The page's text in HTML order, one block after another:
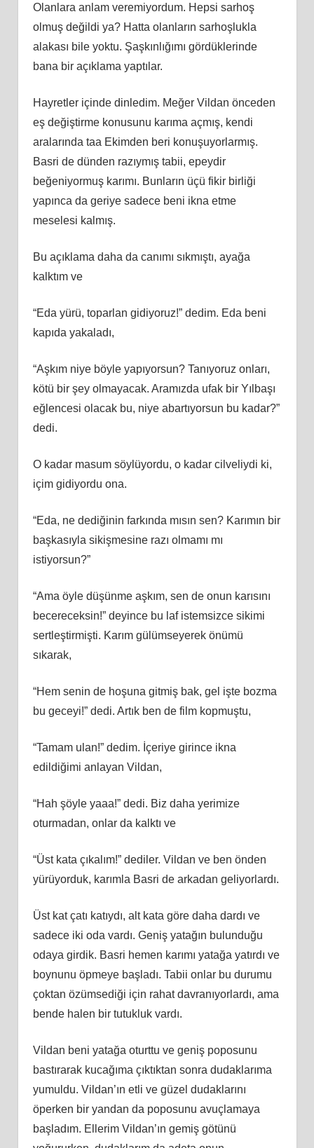
Olanlara anlam veremiyordum. Hepsi sarhoş
olmuş değildi ya? Hatta olanların sarhoşlukla
alakası bile yoktu. Şaşkınlığımı gördüklerinde
bana bir açıklama yaptılar.
Hayretler içinde dinledim. Meğer Vildan önceden
eş değiştirme konusunu karıma açmış, kendi
aralarında taa Ekimden beri konuşuyorlarmış.
Basri de dünden razıymış tabii, epeydir
beğeniyormuş karımı. Bunların üçü fikir birliği
yapınca da geriye sadece beni ikna etme
meselesi kalmış.
Bu açıklama daha da canımı sıkmıştı, ayağa
kalktım ve
“Eda yürü, toparlan gidiyoruz!” dedim. Eda beni
kapıda yakaladı,
“Aşkım niye böyle yapıyorsun? Tanıyoruz onları,
kötü bir şey olmayacak. Aramızda ufak bir Yılbaşı
eğlencesi olacak bu, niye abartıyorsun bu kadar?”
dedi.
O kadar masum söylüyordu, o kadar cilveliydi ki,
içim gidiyordu ona.
“Eda, ne dediğinin farkında mısın sen? Karımın bir
başkasıyla sikişmesine razı olmamı mı
istiyorsun?”
“Ama öyle düşünme aşkım, sen de onun karısını
becereceksin!” deyince bu laf istemsizce sikimi
sertleştirmişti. Karım gülümseyerek önümü
sıkarak,
“Hem senin de hoşuna gitmiş bak, gel işte bozma
bu geceyi!” dedi. Artık ben de film kopmuştu,
“Tamam ulan!” dedim. İçeriye girince ikna
edildiğimi anlayan Vildan,
“Hah şöyle yaaa!” dedi. Biz daha yerimize
oturmadan, onlar da kalktı ve
“Üst kata çıkalım!” dediler. Vildan ve ben önden
yürüyorduk, karımla Basri de arkadan geliyorlardı.
Üst kat çatı katıydı, alt kata göre daha dardı ve
sadece iki oda vardı. Geniş yatağın bulunduğu
odaya girdik. Basri hemen karımı yatağa yatırdı ve
boynunu öpmeye başladı. Tabii onlar bu durumu
çoktan özümsediği için rahat davranıyorlardı, ama
bende halen bir tutukluk vardı.
Vildan beni yatağa oturttu ve geniş poposunu
bastırarak kucağıma çıktıktan sonra dudaklarıma
yumuldu. Vildan’ın etli ve güzel dudaklarını
öperken bir yandan da poposunu avuçlamaya
başladım. Ellerim Vildan’ın gemiş götünü